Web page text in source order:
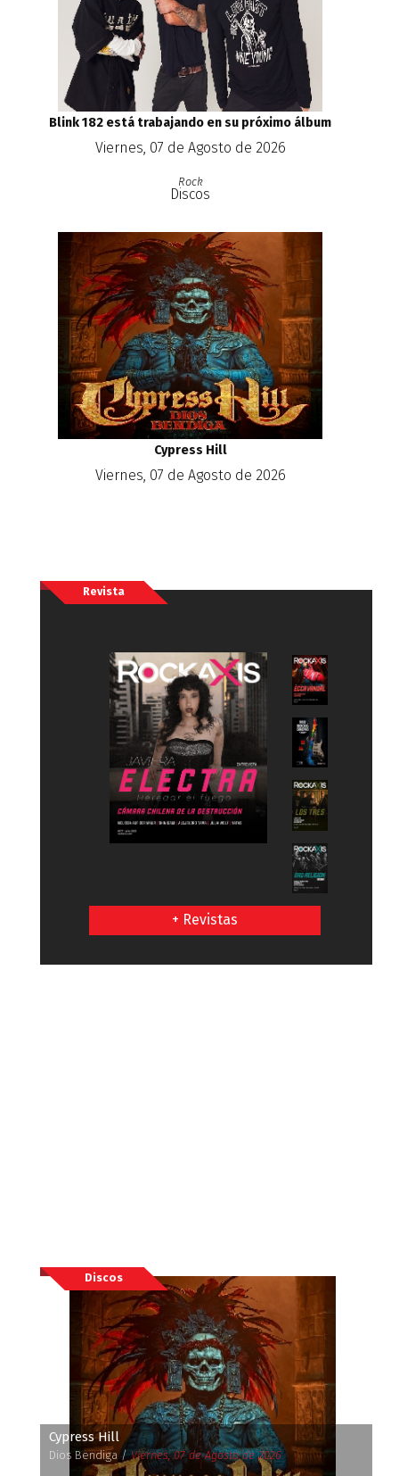
Blink 182 está trabajando en su próximo álbum
Viernes, 07 de Agosto de 2026
Rock
Discos
Cypress Hill
Viernes, 07 de Agosto de 2026
Revista
+ Revistas
Discos
Cypress Hill
Dios Bendiga /Viernes, 07 de Agosto de 2026